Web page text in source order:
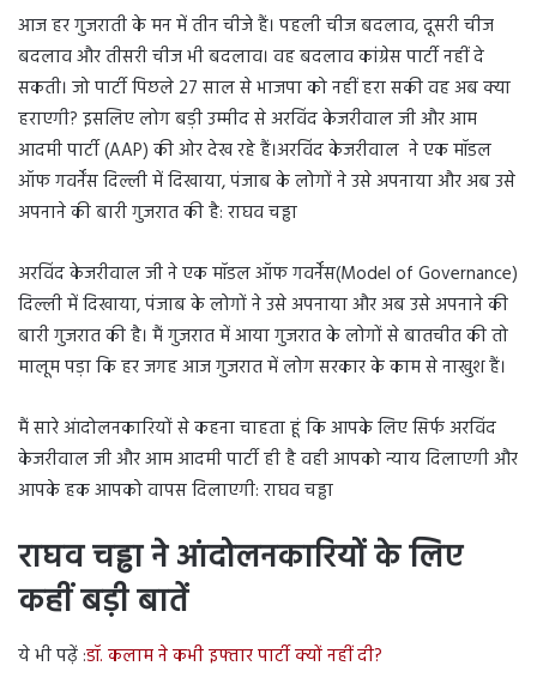
आज हर गुजराती के मन में तीन चीजे हैं। पहली चीज बदलाव, दूसरी चीज
बदलाव और तीसरी चीज भी बदलाव। वह बदलाव कांग्रेस पार्टी नहीं दे
सकती। जो पार्टी पिछले 27 साल से भाजपा को नहीं हरा सकी वह अब क्या
हराएगी? इसलिए लोग बड़ी उम्मीद से अरविंद केजरीवाल जी और आम
आदमी पार्टी (AAP) की ओर देख रहे हैं।अरविंद केजरीवाल ने एक मॉडल
ऑफ गवर्नेंस दिल्ली में दिखाया, पंजाब के लोगों ने उसे अपनाया और अब उसे
अपनाने की बारी गुजरात की है: राघव चड्ढा
अरविंद केजरीवाल जी ने एक मॉडल ऑफ गवर्नेंस(Model of Governance)
दिल्ली में दिखाया, पंजाब के लोगों ने उसे अपनाया और अब उसे अपनाने की
बारी गुजरात की है। मैं गुजरात में आया गुजरात के लोगों से बातचीत की तो
मालूम पड़ा कि हर जगह आज गुजरात में लोग सरकार के काम से नाखुश हैं।
मैं सारे आंदोलनकारियों से कहना चाहता हूं कि आपके लिए सिर्फ अरविंद
केजरीवाल जी और आम आदमी पार्टी ही है वही आपको न्याय दिलाएगी और
आपके हक आपको वापस दिलाएगी: राघव चड्ढा
राघव चड्ढा ने आंदोलनकारियों के लिए
कहीं बड़ी बातें
ये भी पढ़ें :डॉ. कलाम ने कभी इफ्तार पार्टी क्यों नहीं दी?